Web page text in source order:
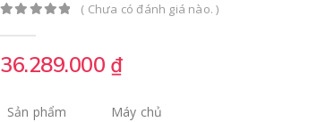
( Chưa có đánh giá nào. )
36.289.000 ₫
Sản phẩm Máy chủ